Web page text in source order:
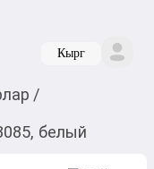
Кырг
/
белый